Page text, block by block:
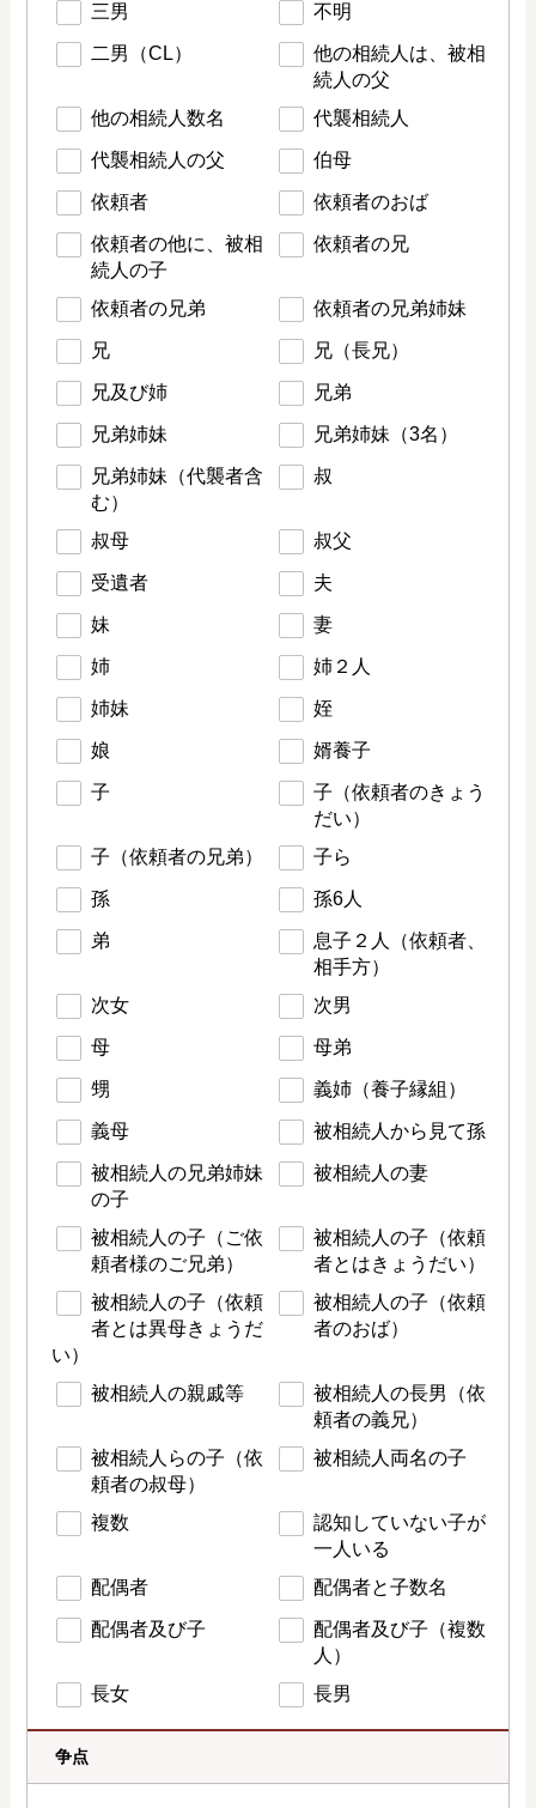
三男 不明
二男（CL）
他の相続人は、被相
続人の父
他の相続人数名
代襲相続人
代襲相続人の父 伯母
依頼者 依頼者のおば
依頼者の他に、被相
続人の子
依頼者の兄
依頼者の兄弟 依頼者の兄弟姉妹
兄 兄（長兄）
兄及び姉 兄弟
兄弟姉妹 兄弟姉妹（3名）
兄弟姉妹（代襲者含
む）
叔
叔母 叔父
受遺者 夫
妹 妻
姉 姉２人
姉妹 姪
娘 婿養子
子
子（依頼者のきょう
だい）
子（依頼者の兄弟）
子ら
孫 孫6人
弟
息子２人（依頼者、
相手方）
次女
次男
母 母弟
甥 義姉（養子縁組）
義母 被相続人から見て孫
被相続人の兄弟姉妹
の子
被相続人の妻
被相続人の子（ご依
頼者様のご兄弟）
被相続人の子（依頼
者とはきょうだい）
被相続人の子（依頼
者とは異母きょうだ
い）
被相続人の子（依頼
者のおば）
被相続人の親戚等
被相続人の長男（依
頼者の義兄）
被相続人らの子（依
頼者の叔母）
被相続人両名の子
複数
認知していない子が
一人いる
配偶者
配偶者と子数名
配偶者及び子
配偶者及び子（複数
人）
長女
長男
争点